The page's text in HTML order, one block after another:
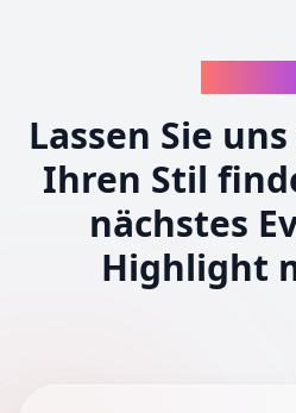
Lassen Sie
Ihren Stil
nächstes
Highlight